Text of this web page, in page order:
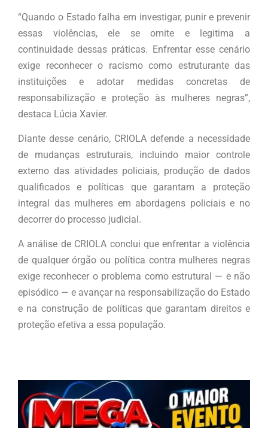
“Quando o Estado falha em investigar, punir e prevenir
essas violências, ele se omite e legitima a
continuidade dessas práticas. Enfrentar esse cenário
exige reconhecer o racismo como estruturante das
instituições e adotar medidas concretas de
responsabilização e proteção às mulheres negras”,
destaca Lúcia Xavier.
Diante desse cenário, CRIOLA defende a necessidade
de mudanças estruturais, incluindo maior controle
externo das atividades policiais, produção de dados
qualificados e políticas que garantam a proteção
integral das mulheres em abordagens policiais e no
decorrer do processo judicial.
A análise de CRIOLA conclui que enfrentar a violência
de qualquer órgão ou política contra mulheres negras
exige reconhecer o problema como estrutural — e não
episódico — e avançar na responsabilização do Estado
e na construção de políticas que garantam direitos e
proteção efetiva a essa população.